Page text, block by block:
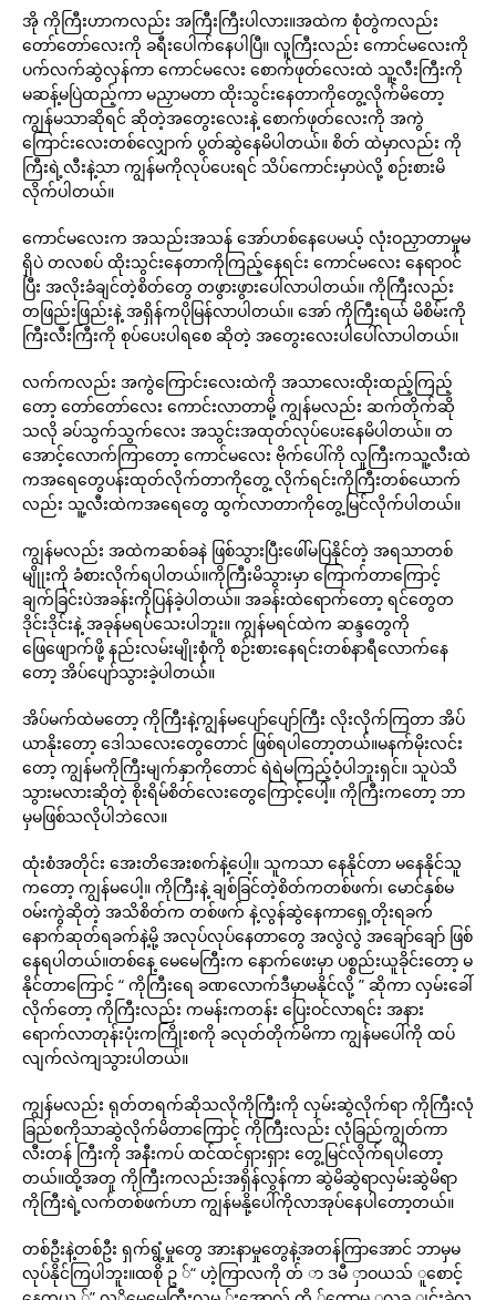
အို ကိုကြီးဟာကလည်း အကြီးကြီးပါလား။အထဲက စုံတွဲကလည်း
တော်တော်လေးကို ခရီးပေါက်နေပါပြီ။ လူကြီးလည်း ကောင်မလေးကို
ပက်လက်ဆွဲလှန်ကာ ကောင်မလေး စောက်ဖုတ်လေးထဲ သူ့လီးကြီးကို
မဆန့်မပြဲထည့်ကာ မညှာမတာ ထိုးသွင်းနေတာကိုတွေ့လိုက်မိတော့
ကျွန်မသာဆိုရင် ဆိုတဲ့အတွေးလေးနဲ့ စောက်ဖုတ်လေးကို အကွဲ
ကြောင်းလေးတစ်လျှောက် ပွတ်ဆွဲနေမိပါတယ်။ စိတ် ထဲမှာလည်း ကို
ကြီးရဲ့လီးနဲ့သာ ကျွန်မကိုလုပ်ပေးရင် သိပ်ကောင်းမှာပဲလို့ စဉ်းစားမိ
လိုက်ပါတယ်။
ကောင်မလေးက အသည်းအသန် အော်ဟစ်နေပေမယ့် လုံးဝညှာတာမှုမ
ရှိပဲ တလစပ် ထိုးသွင်းနေတာကိုကြည့်နေရင်း ကောင်မလေး နေရာဝင်
ပြီး အလိုးခံချင်တဲ့စိတ်တွေ တဖွားဖွားပေါ်လာပါတယ်။ ကိုကြီးလည်း
တဖြည်းဖြည်းနဲ့ အရှိန်ကပိုမြန်လာပါတယ်။ အော် ကိုကြီးရယ် မိစိမ်းကို
ကြီးလီးကြီးကို စုပ်ပေးပါရစေ ဆိုတဲ့ အတွေးလေးပါပေါ်လာပါတယ်။
လက်ကလည်း အကွဲကြောင်းလေးထဲကို အသာလေးထိုးထည့်ကြည့်
တော့ တော်တော်လေး ကောင်းလာတာမို့ ကျွန်မလည်း ဆက်တိုက်ဆို
သလို ခပ်သွက်သွက်လေး အသွင်းအထုတ်လုပ်ပေးနေမိပါတယ်။ တ
အောင့်လောက်ကြာတော့ ကောင်မလေး ဗိုက်ပေါ်ကို လူကြီးကသူ့လီးထဲ
ကအရေတွေပန်းထုတ်လိုက်တာကိုတွေ့ လိုက်ရင်းကိုကြီးတစ်ယောက်
လည်း သူ့လီးထဲကအရေတွေ ထွက်လာတာကိုတွေ့မြင်လိုက်ပါတယ်။
ကျွန်မလည်း အထဲကဆစ်ခနဲ ဖြစ်သွားပြီးဖေါ်မပြနိုင်တဲ့ အရသာတစ်
မျိုုးကို ခံစားလိုက်ရပါတယ်။ကိုကြီးမိသွားမှာ ကြောက်တာကြောင့်
ချက်ခြင်းပဲအခန်းကိုပြန်ခဲ့ပါတယ်။ အခန်းထဲရောက်တော့ ရင်တွေတ
ဒိုင်းဒိုင်းနဲ့ အခုန်မရပ်သေးပါဘူး။ ကျွန်မရင်ထဲက ဆန္ဒတွေကို
ဖြေဖျောက်ဖို့ နည်းလမ်းမျိုးစုံကို စဉ်းစားနေရင်းတစ်နာရီလောက်နေ
တော့ အိပ်ပျော်သွားခဲ့ပါတယ်။
အိပ်မက်ထဲမတော့ ကိုကြီးနဲ့ကျွန်မပျော်ပျော်ကြီး လိုးလိုက်ကြတာ အိပ်
ယာနိုးတော့ ဒေါသလေးတွေတောင် ဖြစ်ရပါတော့တယ်။မနက်မိုးလင်း
တော့ ကျွန်မကိုကြီးမျက်နှာကိုတောင် ရဲရဲမကြည့်ဝံ့ပါဘူးရှင်။ သူပဲသိ
သွားမလားဆိုတဲ့ စိုးရိမ်စိတ်လေးတွေကြောင့်ပေါ့။ ကိုကြီးကတော့ ဘာ
မှမဖြစ်သလိုပါဘဲလေ။
ထုံးစံအတိုင်း အေးတိအေးစက်နဲ့ပေါ့။ သူကသာ နေနိုင်တာ မနေနိုင်သူ
ကတော့ ကျွန်မပေါ့။ ကိုကြီးနဲ့ ချစ်ခြင်တဲ့စိတ်ကတစ်ဖက်၊ မောင်နှစ်မ
ဝမ်းကွဲဆိုတဲ့ အသိစိတ်က တစ်ဖက် နဲ့လွန်ဆွဲနေကာရှေ့တိုးရခက်
နောက်ဆုတ်ရခက်နဲ့မို့ အလုပ်လုပ်နေတာတွေ အလွဲလွဲ အချော်ချော် ဖြစ်
နေရပါတယ်။တစ်နေ့ မေမေကြီးက နောက်ဖေးမှာ ပစ္စည်းယူခိုင်းတော့ မ
နိုင်တာကြောင့် “ ကိုကြီးရေ ခဏလောက်ဒီမှာမနိုင်လို့ ” ဆိုကာ လှမ်းခေါ်
လိုက်တော့ ကိုကြီးလည်း ကမန်းကတန်း ပြေးဝင်လာရင်း အနား
ရောက်လာတုန်းပုံးကကြိုးစကို ခလုတ်တိုက်မိကာ ကျွန်မပေါ်ကို ထပ်
လျက်လဲကျသွားပါတယ်။
ကျွန်မလည်း ရုတ်တရက်ဆိုသလိုကိုကြီးကို လှမ်းဆွဲလိုက်ရာ ကိုကြီးလုံ
ခြည်စကိုသာဆွဲလိုက်မိတာကြောင့် ကိုကြီးလည်း လုံခြည်ကျွတ်ကာ
လီးတန် ကြီးကို အနီးကပ် ထင်ထင်ရှားရှား တွေ့မြင်လိုက်ရပါတော့
တယ်။ထို့အတူ ကိုကြီးကလည်းအရှိန်လွန်ကာ ဆွဲမိဆွဲရာလှမ်းဆွဲမိရာ
ကိုကြီးရဲ့လက်တစ်ဖက်ဟာ ကျွန်မနို့ပေါ်ကိုလာအုပ်နေပါတော့တယ်။
တစ်ဦးနဲ့တစ်ဦး ရှက်ရွံ့မှုတွေ အားနာမှုတွေနဲ့အတန်ကြာအောင် ဘာမှမ
လုပ်နိုင်ကြပါဘူး။ထစို ဥ ်“ ဟဲ့ကြာလကို တ် ာ ဒမီ ှာဝယသ် ူစောင့်